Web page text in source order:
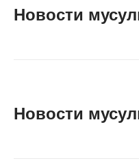
Новости
Новости